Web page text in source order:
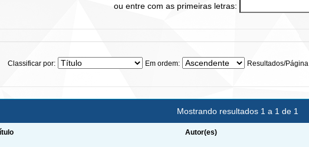
ou entre com as primeiras letras:
Classificar por: Em ordem: Resultados/Página
Mostrando resultados 1 a 1 de 1
Autor(es)